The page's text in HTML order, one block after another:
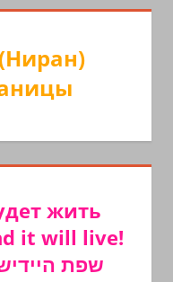
жить
it will live!
שפת